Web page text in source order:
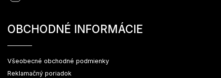
OBCHODNÉ INFORMÁCIE
Všeobecné obchodné podmienky
Reklamačný poriadok